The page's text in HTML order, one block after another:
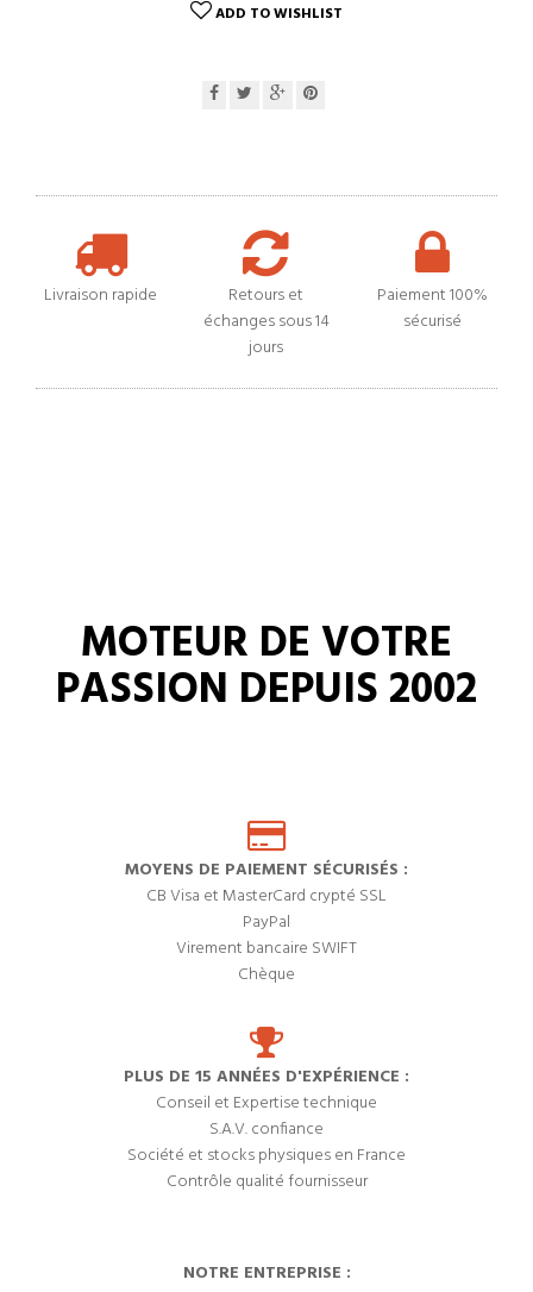
ADD TO WISHLIST
Livraison rapide
Retours et
échanges sous 14
jours
Paiement 100%
sécurisé
MOTEUR DE VOTRE
PASSION DEPUIS 2002
MOYENS DE PAIEMENT SÉCURISÉS :
CB Visa et MasterCard crypté SSL
PayPal
Virement bancaire SWIFT
Chèque
PLUS DE 15 ANNÉES D'EXPÉRIENCE :
Conseil et Expertise technique
S.A.V. confiance
Société et stocks physiques en France
Contrôle qualité fournisseur
NOTRE ENTREPRISE :